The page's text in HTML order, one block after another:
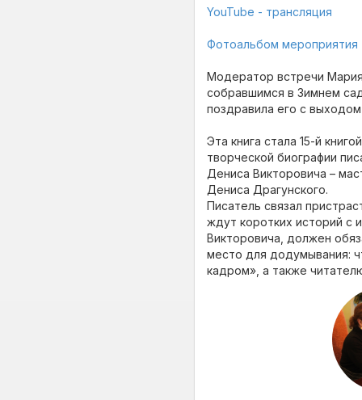
YouTube - трансляция
Фотоальбом мероприятия
Модератор встречи
собравшимся в Зимнем
поздравила его с
Эта книга стала 15-й
творческой биографии
Дениса Викторовича –
Дениса Драгунского.
Писатель связал
ждут коротких историй с
Викторовича, должен
место для додумывания:
кадром», а также